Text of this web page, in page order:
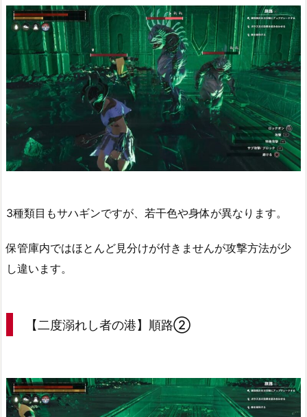
3種類目もサハギンですが、若干色や身体が異なります。
保管庫内ではほとんど見分けが付きませんが攻撃方法が少
し違います。
【二度溺れし者の港】順路②